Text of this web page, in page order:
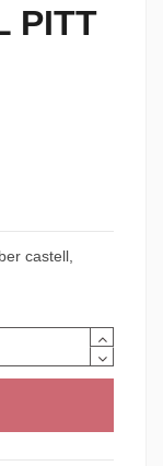
PITT
castell,